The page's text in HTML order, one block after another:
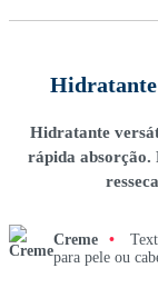
Hidratante
Hidratante
rápida absorção.
Creme •
para pele ou